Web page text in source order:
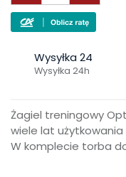
Wysyłka 24
Wysyłka 24h
Żagiel treningowy
wiele lat użytkowania
W komplecie torba